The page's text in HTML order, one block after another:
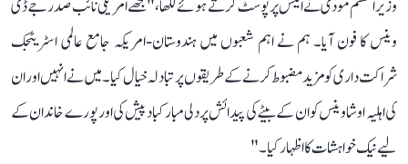
وزیر اعظم مودی نے ایکس پر پوسٹ کرتے ہوئے لکھا، "مجھے امریکی نائب صدر جے ڈی
وینس کا فون آیا۔ ہم نے اہم شعبوں میں ہندوستان-امریکہ جامع عالمی اسٹریٹجک
شراکت داری کو مزید مضبوط کرنے کے طریقوں پر تبادلہ خیال کیا۔ میں نے انہیں اور ان
کی اہلیہ اوشا وینس کو ان کے بیٹے کی پیدائش پر دلی مبارکباد پیش کی اور پورے خاندان کے
لیے نیک خواہشات کا اظہار کیا۔"